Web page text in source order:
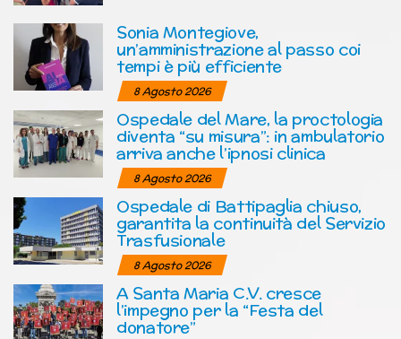
Sonia Montegiove,
un’amministrazione al passo coi
tempi è più efficiente
8 Agosto 2026
Ospedale del Mare, la proctologia
diventa “su misura”: in ambulatorio
arriva anche l’ipnosi clinica
8 Agosto 2026
Ospedale di Battipaglia chiuso,
garantita la continuità del Servizio
Trasfusionale
8 Agosto 2026
A Santa Maria C.V. cresce
l’impegno per la “Festa del
donatore”